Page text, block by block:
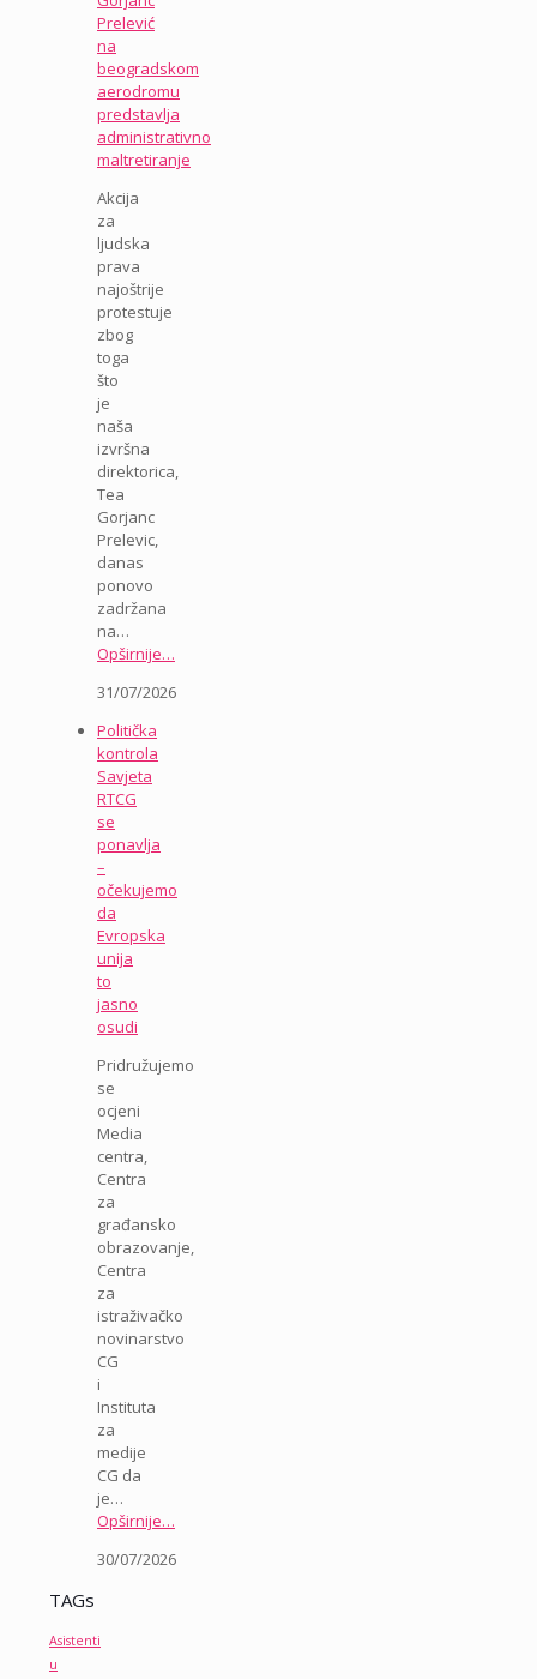
Prelević
na
beogradskom
aerodromu
predstavlja
administrativno
maltretiranje
Akcija
za
ljudska
prava
najoštrije
protestuje
zbog
toga
što
je
naša
izvršna
direktorica,
Tea
Gorjanc
Prelevic,
danas
ponovo
zadržana
na…
Opširnije…
31/07/2026
Politička
kontrola
Savjeta
RTCG
se
ponavlja
–
očekujemo
da
Evropska
unija
to
jasno
osudi
Pridružujemo
se
ocjeni
Media
centra,
Centra
za
građansko
obrazovanje,
Centra
za
istraživačko
novinarstvo
CG
i
Instituta
za
medije
CG da
je…
Opširnije…
30/07/2026
TAGs
Asistenti
u